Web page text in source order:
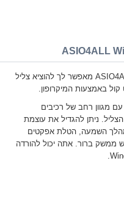
ASIO4ALL
ASIO4ALL Windows 8.1 מאפשר לך להוציא צליל
באמצעות המיקרופון.
מגוון רחב של רכיבים
ניתן להגדיל את עוצמת
השמעה, הטלת אפקטים
ממשק ברור. אתה יכול להורדה